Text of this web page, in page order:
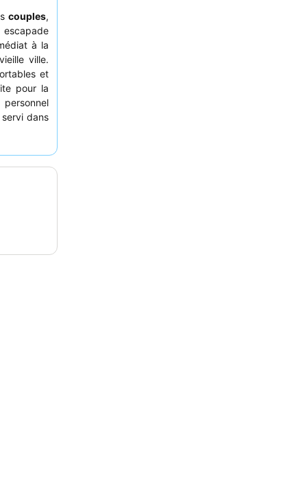
couples,
à la
ville.
et
pour la
dans
le jardin